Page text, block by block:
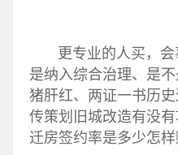
更专业的人买，会
是纳入综合治理、是
猪肝红、两证一书历
传策划旧城改造有没
迁房签约率是多少怎样